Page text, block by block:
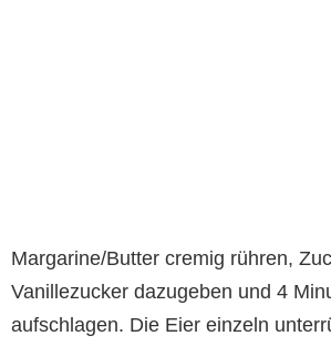
Margarine/Butter cremig rühren,
Vanillezucker dazugeben und 4
aufschlagen. Die Eier einzeln